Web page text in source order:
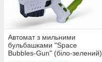
Автомат з мильними
бульбашками "Space
Bubbles-Gun" (біло-зелений)